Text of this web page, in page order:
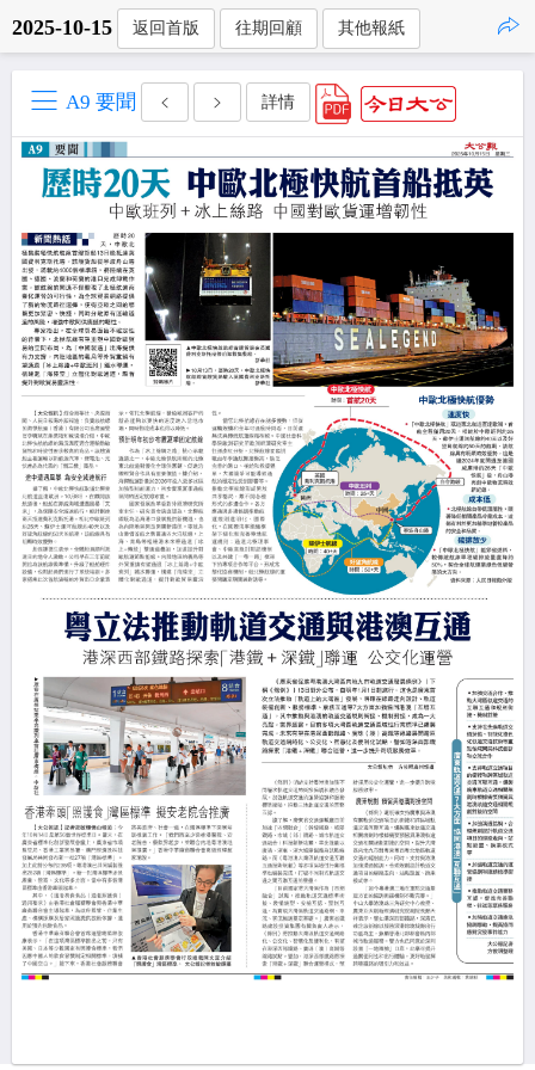
2025-10-15 返回首版 往期回顧 其他報紙
A9 要聞 詳情